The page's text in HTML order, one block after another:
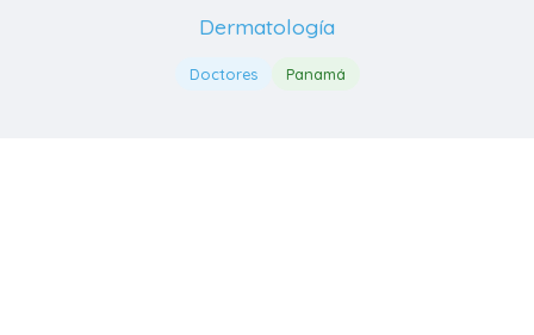
Dermatología
Doctores Panamá